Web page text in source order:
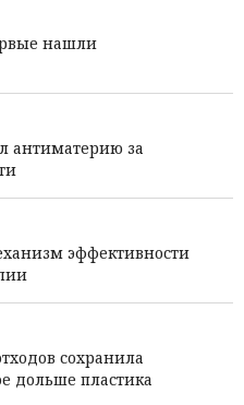
нашли
антиматерию за
эффективности
сохранила
дольше пластика